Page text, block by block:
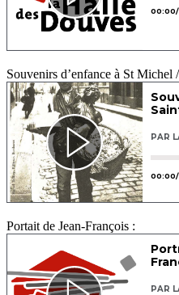
Souvenirs d’enfance à St Michel
Portait de Jean-François :